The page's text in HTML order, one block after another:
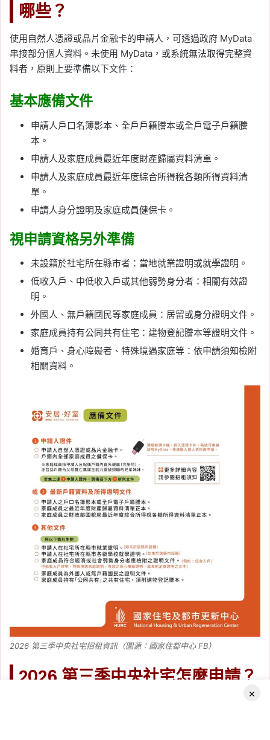
哪些？
使用自然人憑證或晶片金融卡的申請人，可透過政府 MyData
串接部分個人資料。未使用 MyData，或系統無法取得完整資
料者，原則上要準備以下文件：
基本應備文件
申請人戶口名簿影本、全戶戶籍謄本或全戶電子戶籍謄
本。
申請人及家庭成員最近年度財產歸屬資料清單。
申請人及家庭成員最近年度綜合所得稅各類所得資料清
單。
申請人身分證明及家庭成員健保卡。
視申請資格另外準備
未設籍於社宅所在縣市者：當地就業證明或就學證明。
低收入戶、中低收入戶或其他弱勢身分者：相關有效證
明。
外國人、無戶籍國民等家庭成員：居留或身分證明文件。
家庭成員持有公同共有住宅：建物登記謄本等證明文件。
婚育戶、身心障礙者、特殊境遇家庭等：依申請須知檢附
相關資料。
2026 第三季中央社宅招租資訊（圖源：國家住都中心 FB）
2026 第三季中央社宅怎麼申請？
×